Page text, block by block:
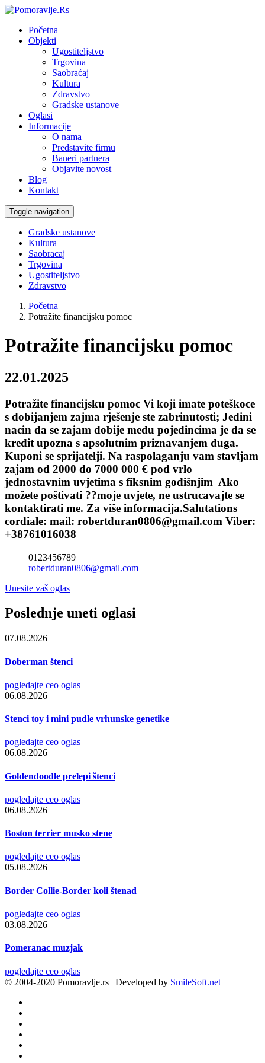
Početna
Objekti
Ugostiteljstvo
Trgovina
Saobraćaj
Kultura
Zdravstvo
Gradske ustanove
Oglasi
Informacije
O nama
Predstavite firmu
Baneri partnera
Objavite novost
Blog
Kontakt
Toggle navigation
Gradske ustanove
Kultura
Saobracaj
Trgovina
Ugostiteljstvo
Zdravstvo
Početna
Potražite financijsku pomoc
Potražite financijsku pomoc
22.01.2025
Potražite financijsku pomoc Vi koji imate poteškoce
s dobijanjem zajma rješenje ste zabrinutosti; Jedini
nacin da se zajam dobije medu pojedincima je da se
kredit upozna s apsolutnim priznavanjem duga.
Kuponi se sprijatelji. Na raspolaganju vam stavljam
zajam od 2000 do 7000 000 € pod vrlo
jednostavnim uvjetima s fiksnim godišnjim Ako
možete poštivati ??moje uvjete, ne ustrucavajte se
kontaktirati me. Za više informacija.Salutations
cordiale: mail: robertduran0806@gmail.com Viber:
+38761016038
0123456789
robertduran0806@gmail.com
Unesite vaš oglas
Poslednje uneti oglasi
07.08.2026
Doberman štenci
pogledajte ceo oglas
06.08.2026
Stenci toy i mini pudle vrhunske genetike
pogledajte ceo oglas
06.08.2026
Goldendoodle prelepi štenci
pogledajte ceo oglas
06.08.2026
Boston terrier musko stene
pogledajte ceo oglas
05.08.2026
Border Collie-Border koli štenad
pogledajte ceo oglas
03.08.2026
Pomeranac muzjak
pogledajte ceo oglas
© 2004-2020 Pomoravlje.rs | Developed by SmileSoft.net